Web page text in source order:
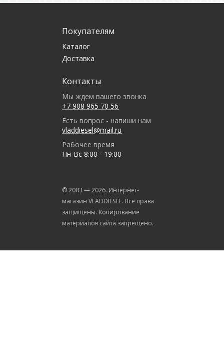
Покупателям
Каталог
Доставка
Контакты
Мы ждем вашего звонка
+7 908 965 70 56
Есть вопрос - напиши нам
vladdiesel@mail.ru
Рабочее время
Пн-Вс 8:00 - 19:00
© 2003 —2026. Интернет-
магазин VLADDIESEL. Все права
защищены. Копирование
материалов сайта запрещено.